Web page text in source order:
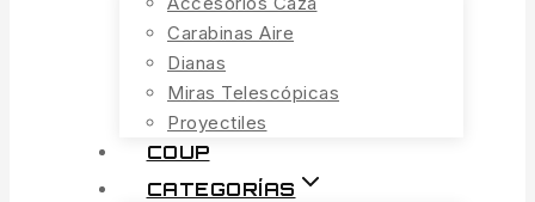
Carabinas Aire
Dianas
Miras Telescópicas
Proyectiles
COUP
CATEGORÍAS